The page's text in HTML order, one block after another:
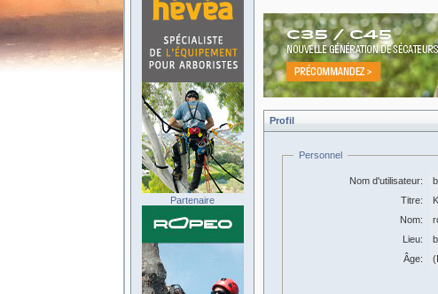
Profil
Personnel
Nom d'utilisateur:
Titre:
Nom:
Lieu:
Âge:
Partenaire